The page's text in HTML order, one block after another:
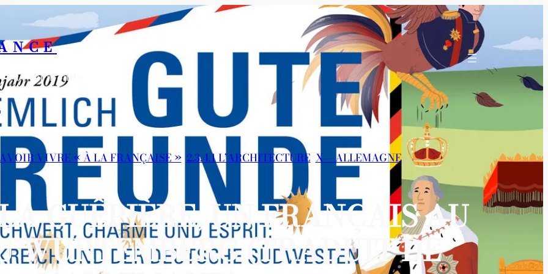
du monde
VIVRE « À LA FRANÇAISE », 2.3.4.1 L’ARCHITECTURE, X—-ALLEMAGNE
GUÊPIÈRE, UN FRANÇAIS AU
WURTEMBERG (TRADUIT DE